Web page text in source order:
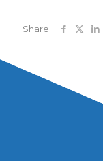
Share